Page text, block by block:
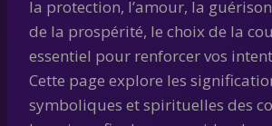
la protection, l’amour, la
de la prospérité, le choix de la
essentiel pour renforcer vos
Cette page explore les
symboliques et spirituelles des